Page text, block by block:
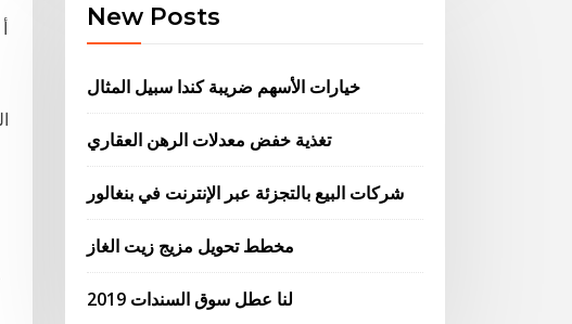
New Posts
خيارات الأسهم ضريبة كندا سبيل المثال
تغذية خفض معدلات الرهن العقاري
شركات البيع بالتجزئة عبر الإنترنت في بنغالور
مخطط تحويل مزيج زيت الغاز
لنا عطل سوق السندات 2019